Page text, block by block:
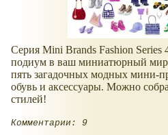
Серия Mini Brands Fashion Series
подиум в ваш миниатюрный
пять загадочных модных мини-
обувь и аксессуары. Можно
стилей!
Комментарии: 9